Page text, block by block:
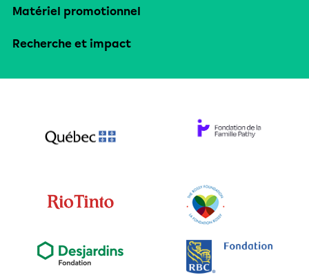
Matériel promotionnel
Recherche et impact